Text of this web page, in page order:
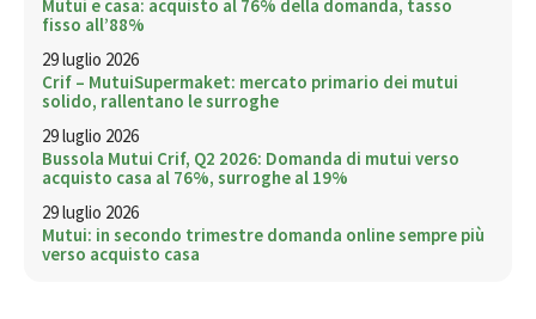
Mutui e casa: acquisto al 76% della domanda, tasso
fisso all’88%
29 luglio 2026
Crif – MutuiSupermaket: mercato primario dei mutui
solido, rallentano le surroghe
29 luglio 2026
Bussola Mutui Crif, Q2 2026: Domanda di mutui verso
acquisto casa al 76%, surroghe al 19%
29 luglio 2026
Mutui: in secondo trimestre domanda online sempre più
verso acquisto casa